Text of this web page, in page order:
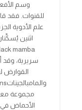
وسم
علم الأدوية
اثنين
سريرية، وقد
القوارض
مجموعة
الأحماض في